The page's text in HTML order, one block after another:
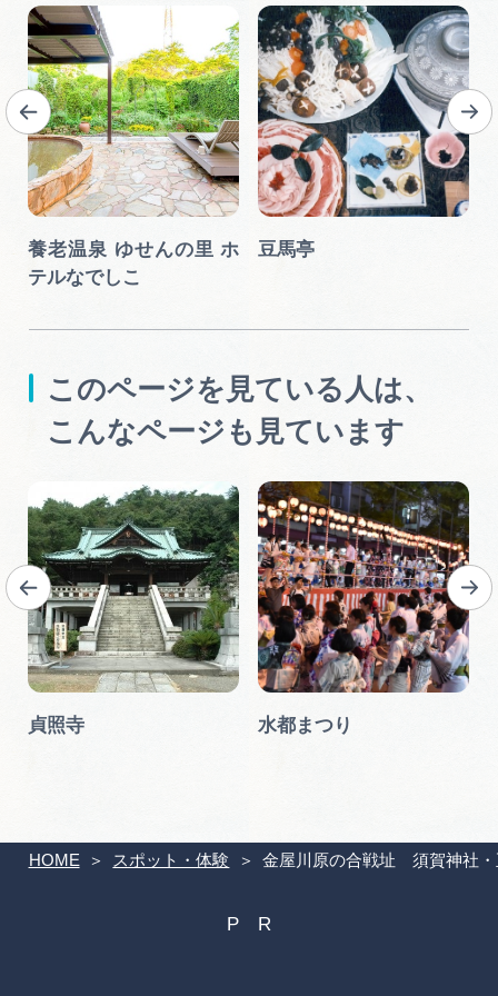
HOME スポット・体験 金屋川原の合戦址 須賀神社・
養老温泉 ゆせんの里 ホ
テルなでしこ
豆馬亭
このページを見ている人は、
こんなページも見ています
貞照寺 水都まつり